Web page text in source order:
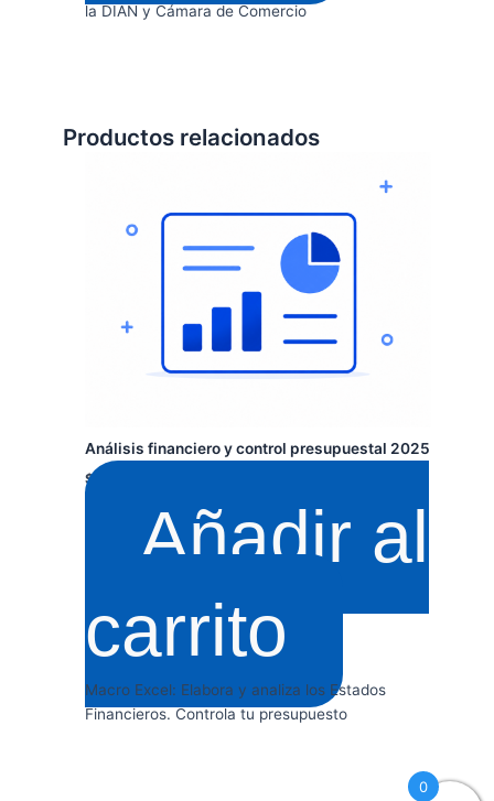
la DIAN y Cámara de Comercio
Productos relacionados
Análisis financiero y control presupuestal 2025
$
Añadir al
carrito
Macro Excel: Elabora y analiza los Estados
Financieros. Controla tu presupuesto
0